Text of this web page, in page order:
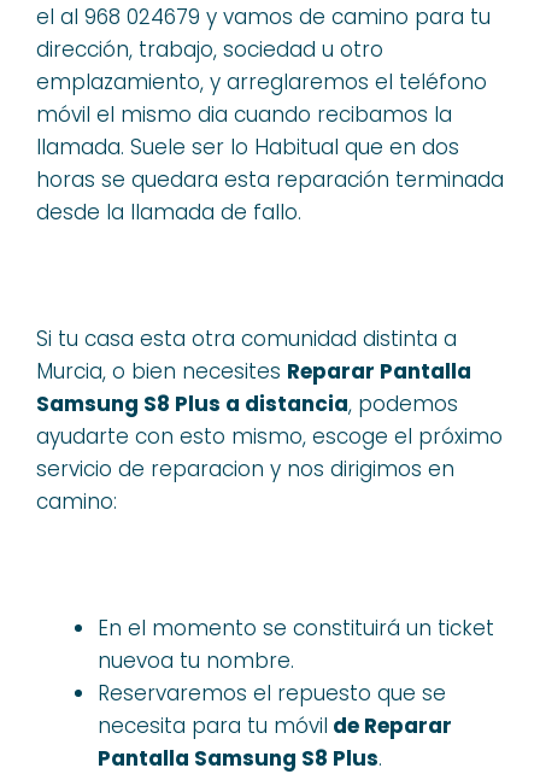
el al 968 024679 y vamos de camino para tu
dirección, trabajo, sociedad u otro
emplazamiento, y arreglaremos el teléfono
móvil el mismo dia cuando recibamos la
llamada. Suele ser lo Habitual que en dos
horas se quedara esta reparación terminada
desde la llamada de fallo.
Si tu casa esta otra comunidad distinta a
Murcia, o bien necesites Reparar Pantalla
Samsung S8 Plus a distancia, podemos
ayudarte con esto mismo, escoge el próximo
servicio de reparacion y nos dirigimos en
camino:
En el momento se constituirá un ticket
nuevoa tu nombre.
Reservaremos el repuesto que se
necesita para tu móvil de Reparar
Pantalla Samsung S8 Plus.